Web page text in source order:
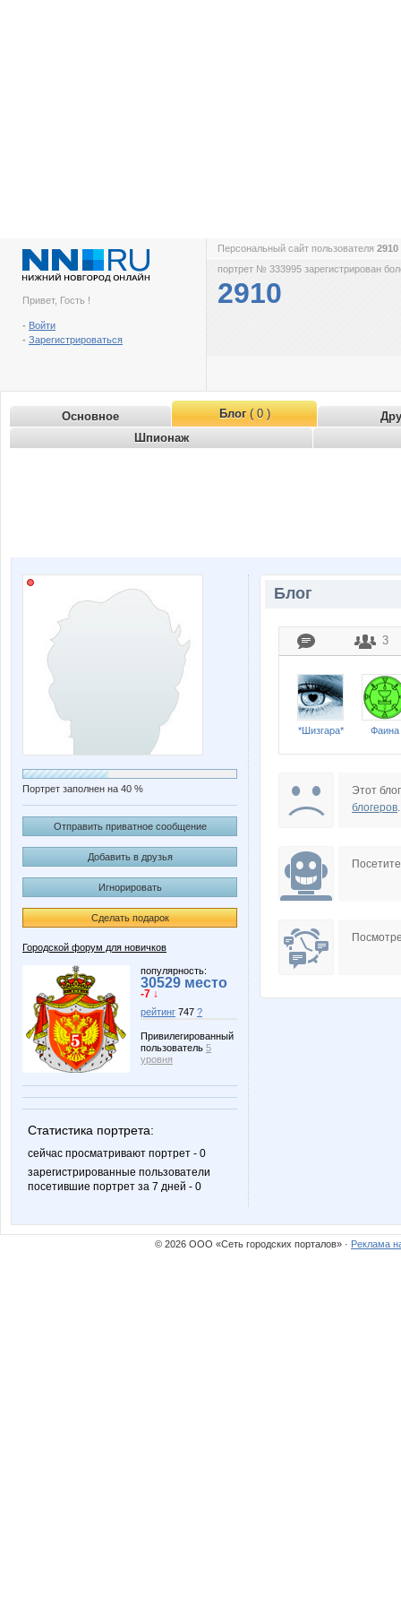
Привет, Гость !
- Войти
- Зарегистрироваться
Персональный сайт пользователя 2910
портрет № 333995 зарегистрирован
2910
Основное Блог( 0 )
Шпионаж
Портрет заполнен на 40 %
Отправить приватное сообщение
Добавить в друзья
Игнорировать
Сделать подарок
Городской форум для новичков
популярность:
30529 место
-7 ↓
рейтинг 747 ?
Привилегированный
пользователь 5
уровня
Статистика портрета:
сейчас просматривают портрет - 0
зарегистрированные пользователи
посетившие портрет за 7 дней - 0
Блог
3
*Шизгара* Фаина
Этот
блогеров.
© 2026 ООО «Сеть городских порталов» · Реклама